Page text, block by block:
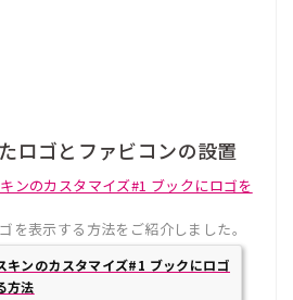
ロゴとファビコンの設置
ンのカスタマイズ#1 ブックにロゴを
を表示する方法をご紹介しました。
キンのカスタマイズ#1 ブックにロゴ
方法